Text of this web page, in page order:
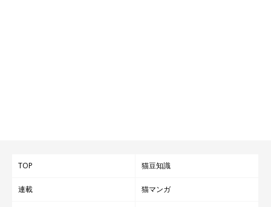
お話をうかがった須﨑さんは、２匹の猫を飼う愛猫家。所長を含
TOP 猫豆知識
連載 猫マンガ